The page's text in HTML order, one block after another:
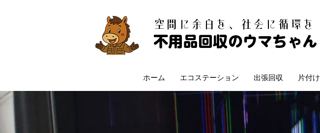
​空間に余白を、社会に循環を
不用品回収のウマちゃん
ホーム エコステーション 出張回収 片付け